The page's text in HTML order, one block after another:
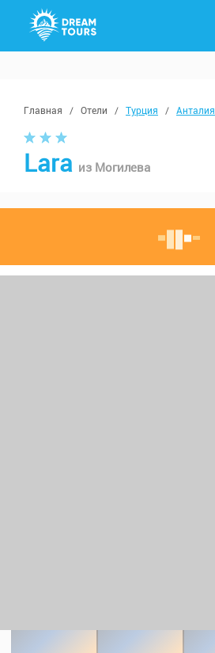
Главная / Отели / Турция / Анталия
Lara из Могилева